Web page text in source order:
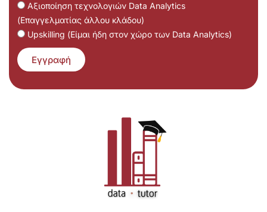
Αξιοποίηση τεχνολογιών Data Analytics
(Επαγγελματίας άλλου κλάδου)
Upskilling (Είμαι ήδη στον χώρο των Data Analytics)
Εγγραφή